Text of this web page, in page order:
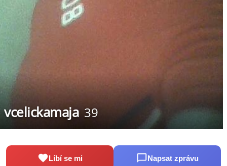
vcelickamaja 39
Líbí se mi Napsat zprávu